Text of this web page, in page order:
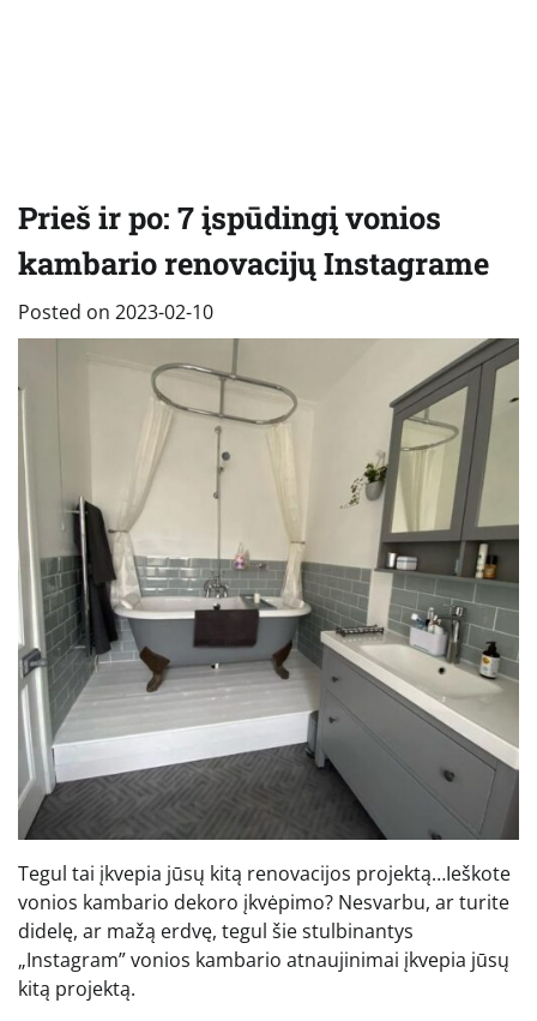
Prieš ir po: 7 įspūdingį vonios
kambario renovacijų Instagrame
Posted on 2023-02-10
Tegul tai įkvepia jūsų kitą renovacijos projektą…Ieškote
vonios kambario dekoro įkvėpimo? Nesvarbu, ar turite
didelę, ar mažą erdvę, tegul šie stulbinantys
„Instagram” vonios kambario atnaujinimai įkvepia jūsų
kitą projektą.